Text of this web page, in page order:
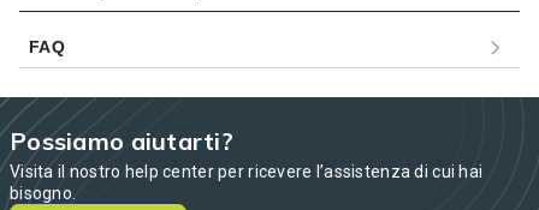
FAQ
Possiamo aiutarti?
Visita il nostro help center per ricevere l’assistenza di cui hai
bisogno.